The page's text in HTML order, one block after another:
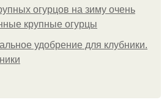
огурцов на зиму очень
крупные огурцы
удобрение для клубники.